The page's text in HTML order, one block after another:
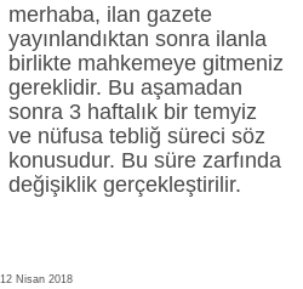
merhaba, ilan gazete
yayınlandıktan sonra ilanla
birlikte mahkemeye gitmeniz
gereklidir. Bu aşamadan
sonra 3 haftalık bir temyiz
ve nüfusa tebliğ süreci söz
konusudur. Bu süre zarfında
değişiklik gerçekleştirilir.
12 Nisan 2018